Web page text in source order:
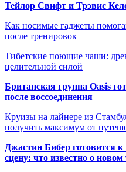
Тейлор Свифт и Трэвис
Как носимые гаджеты
после тренировок
Тибетские поющие чаши:
целительной силой
Британская группа Oasis
после воссоединения
Круизы на лайнере из
получить максимум от
Джастин Бибер готовится
сцену: что известно о новом